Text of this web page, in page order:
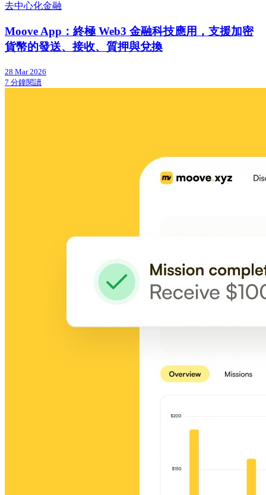
去中心化金融
Moove App：終極 Web3 金融科技應用，支援加密
貨幣的發送、接收、質押與兌換
28 Mar 2026
7 分鐘閱讀